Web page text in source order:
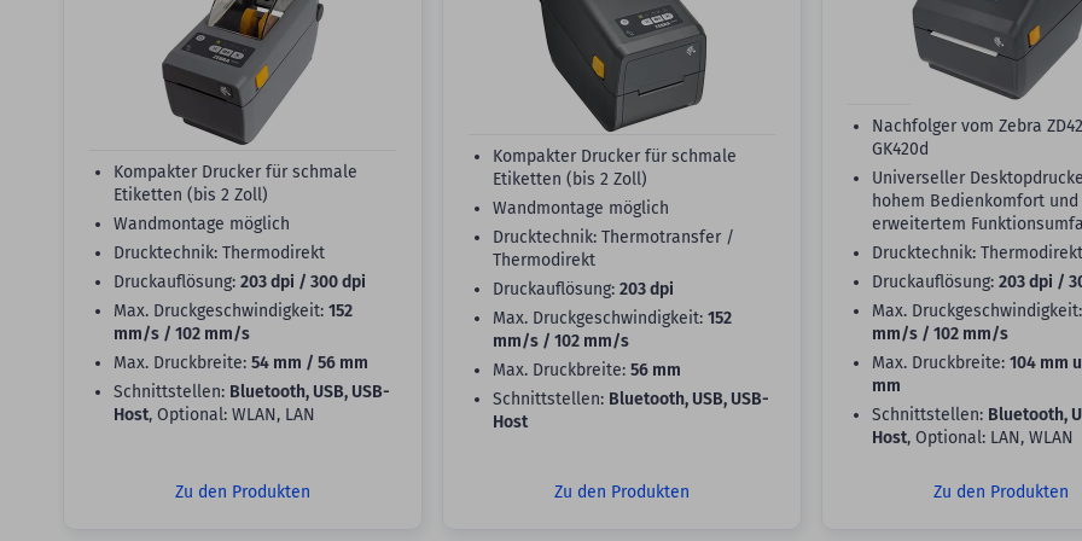
Kompakter Drucker für schmale
Etiketten (bis 2 Zoll)
Wandmontage möglich
Drucktechnik: Thermodirekt
Druckauflösung: 203 dpi / 300 dpi
Max. Druckgeschwindigkeit: 152
mm/s / 102 mm/s
Max. Druckbreite: 54 mm / 56 mm
Schnittstellen: Bluetooth, USB, USB-
Host, Optional: WLAN, LAN
Zu den Produkten
Kompakter Drucker für schmale
Etiketten (bis 2 Zoll)
Wandmontage möglich
Drucktechnik: Thermotransfer /
Thermodirekt
Druckauflösung: 203 dpi
Max. Druckgeschwindigkeit: 152
mm/s / 102 mm/s
Max. Druckbreite: 56 mm
Schnittstellen: Bluetooth, USB, USB-
Host
Zu den Produkten
Nachfolger vom Zebra
GK420d
Universeller
hohem Bedienkomfort und
erweitertem
Drucktechnik: Thermodirekt
Druckauflösung: 203 dpi /
Max.
mm/s / 102 mm/s
Max. Druckbreite: 104 mm
mm
Schnittstellen: Bluetooth,
Host, Optional: LAN, WLAN
Zu den Produkten